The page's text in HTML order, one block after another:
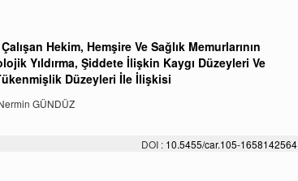
Hekim, Hemşire Ve Sağlık Memurlarının
Yıldırma, Şiddete İlişkin Kaygı Düzeyleri Ve
Düzeyleri İle İlişkisi
GÜNDÜZ
DOI : 10.5455/car.105-1658142564